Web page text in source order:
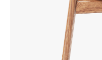
Наш новый продукт